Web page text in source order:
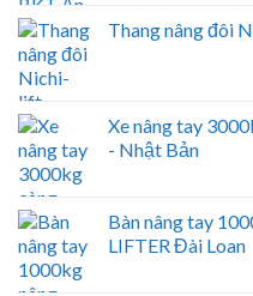
Thang nâng đôi
Xe nâng tay
- Nhật Bản
Bàn nâng tay
LIFTER Đài Loan